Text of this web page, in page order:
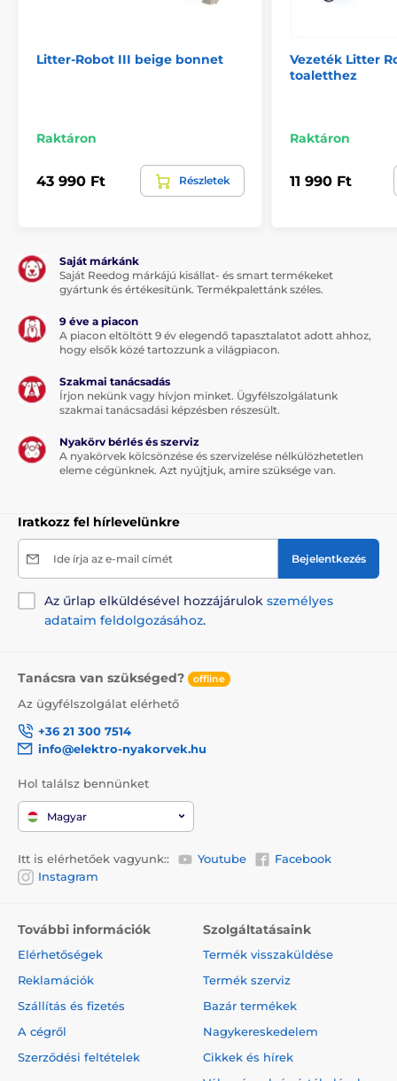
Litter-Robot III beige bonnet
Raktáron
43 990 Ft Részletek
Vezeték Litter
toaletthez
Raktáron
11 990 Ft
Saját márkánk
Saját Reedog márkájú kisállat- és smart termékeket
gyártunk és értékesítünk. Termékpalettánk széles.
9 éve a piacon
A piacon eltöltött 9 év elegendő tapasztalatot adott ahhoz,
hogy elsők közé tartozzunk a világpiacon.
Szakmai tanácsadás
Írjon nekünk vagy hívjon minket. Ügyfélszolgálatunk
szakmai tanácsadási képzésben részesült.
Nyakörv bérlés és szerviz
A nyakörvek kölcsönzése és szervizelése nélkülözhetetlen
eleme cégünknek. Azt nyújtjuk, amire szüksége van.
Iratkozz fel hírlevelünkre
Ide írja az e-mail címét Bejelentkezés
Az űrlap elküldésével hozzájárulok személyes
adataim feldolgozásához.
Tanácsra van szükséged? offline
Az ügyfélszolgálat elérhető
+36 21 300 7514
info@elektro-nyakorvek.hu
Hol találsz bennünket
Magyar
Itt is elérhetőek vagyunk:: Youtube
Facebook
Instagram
További információk
Elérhetőségek
Reklamációk
Szállítás és fizetés
A cégről
Szerződési feltételek
Szolgáltatásaink
Termék visszaküldése
Termék szerviz
Bazár termékek
Nagykereskedelem
Cikkek és hírek